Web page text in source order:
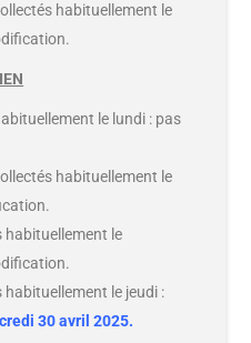
habituellement le
le lundi : pas
habituellement le
habituellement le
habituellement le jeudi :
30 avril 2025.